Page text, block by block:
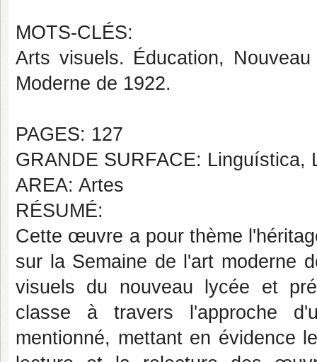
MOTS-CLÉS:
Arts visuels. Éducation,
Moderne de 1922.
PAGES: 127
GRANDE SURFACE: Linguística,
AREA: Artes
RÉSUMÉ:
Cette œuvre a pour thème
sur la Semaine de l'art moderne
visuels du nouveau lycée et
classe à travers l'approche
mentionné, mettant en évidence